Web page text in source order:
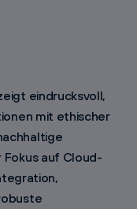
eindrucksvoll,
mit ethischer
auf Cloud-